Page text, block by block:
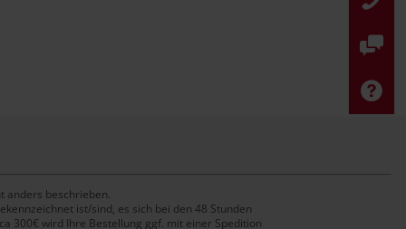
anders beschrieben.
ist/sind, es sich bei den 48 Stunden
300€ wird Ihre Bestellung ggf. mit einer Spedition